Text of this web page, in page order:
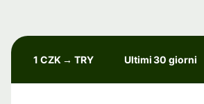
1 CZK → TRY Ultimi 30 giorni